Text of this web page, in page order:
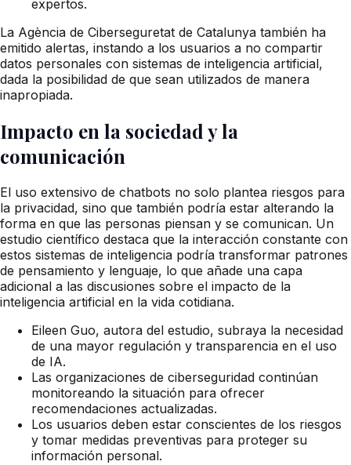
expertos.
La Agència de Ciberseguretat de Catalunya también ha
emitido alertas, instando a los usuarios a no compartir
datos personales con sistemas de inteligencia artificial,
dada la posibilidad de que sean utilizados de manera
inapropiada.
Impacto en la sociedad y la
comunicación
El uso extensivo de chatbots no solo plantea riesgos para
la privacidad, sino que también podría estar alterando la
forma en que las personas piensan y se comunican. Un
estudio científico destaca que la interacción constante con
estos sistemas de inteligencia podría transformar patrones
de pensamiento y lenguaje, lo que añade una capa
adicional a las discusiones sobre el impacto de la
inteligencia artificial en la vida cotidiana.
Eileen Guo, autora del estudio, subraya la necesidad
de una mayor regulación y transparencia en el uso
de IA.
Las organizaciones de ciberseguridad continúan
monitoreando la situación para ofrecer
recomendaciones actualizadas.
Los usuarios deben estar conscientes de los riesgos
y tomar medidas preventivas para proteger su
información personal.